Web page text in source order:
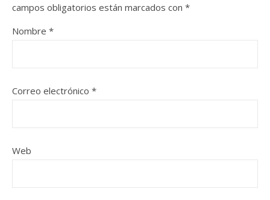
campos obligatorios están marcados con *
Nombre *
Correo electrónico *
Web